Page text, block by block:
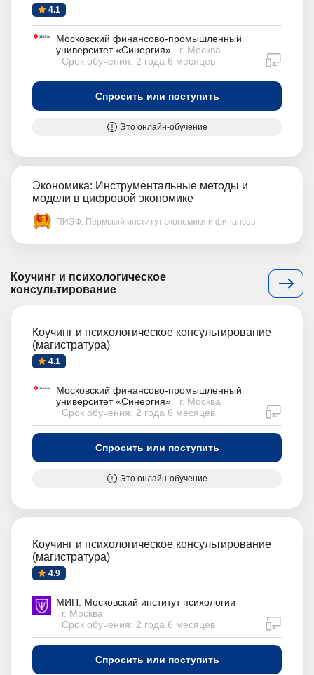
4.1
Московский финансово-промышленный
университет «Синергия»
г. Москва
Срок обучения: 2 года 6 месяцев
Спросить или поступить
Это онлайн-обучение
Экономика: Инструментальные методы и
модели в цифровой экономике
ПИЭФ. Пермский институт экономики и финансов
Коучинг и психологическое
консультирование
Коучинг и психологическое консультирование
(магистратура)
4.1
Московский финансово-промышленный
университет «Синергия»
г. Москва
Срок обучения: 2 года 6 месяцев
Спросить или поступить
Это онлайн-обучение
Коучинг и психологическое консультирование
(магистратура)
4.9
МИП. Московский институт психологии
г. Москва
Срок обучения: 2 года 6 месяцев
Спросить или поступить